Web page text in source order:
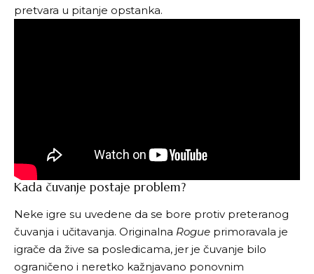
pretvara u pitanje opstanka.
Kada čuvanje postaje problem?
Neke igre su uvedene da se bore protiv preteranog
čuvanja i učitavanja. Originalna Rogue primoravala je
igrače da žive sa posledicama, jer je čuvanje bilo
ograničeno i neretko kažnjavano ponovnim